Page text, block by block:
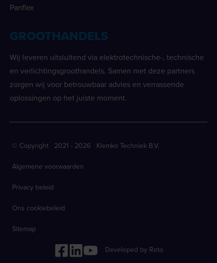
Panflex
GROOTHANDELS
Wij leveren uitsluitend via elektrotechnische-, technische
en verlichtingsgroothandels. Samen met deze partners
zorgen wij voor betrouwbaar advies en verrassende
oplossingen op het juiste moment.
© Copyright 2021 - 2026 Klemko Techniek B.V.
Algemene voorwaarden
Privacy beleid
Ons cookiebeleid
Sitemap
Developed by Reto